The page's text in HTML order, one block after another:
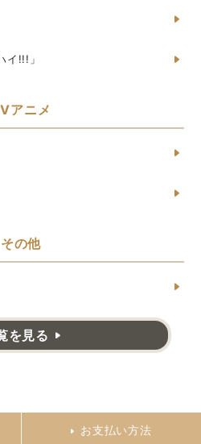
イ!!!」
アニメ
その他
を見る
お支払い方法